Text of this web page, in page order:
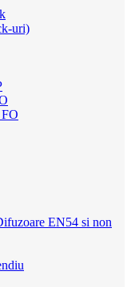
uri)
EN54 si non